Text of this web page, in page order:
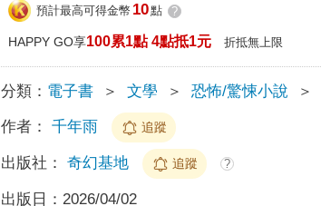
預計最高可得金幣 10點 ?
HAPPY GO享100累1點 4點抵1元 折抵無上限
分類： 電子書 ＞ 文學 ＞ 恐怖/驚悚小說 ＞
作者： 千年雨 追蹤
出版社： 奇幻基地 追蹤 ?
出版日： 2026/04/02